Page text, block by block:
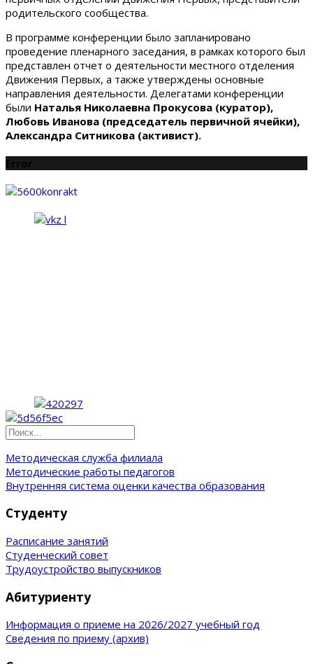
родительского сообщества.
В программе конференции было запланировано
проведение пленарного заседания, в рамках которого был
представлен отчет о деятельности местного отделения
Движения Первых, а также утверждены основные
направления деятельности. Делегатами конференции
были Наталья Николаевна Прокусова (куратор),
Любовь Иванова (председатель первичной ячейки),
Александра Ситникова (активист).
Error
Методическая служба филиала
Методические работы педагогов
Внутренняя система оценки качества образования
Студенту
Расписание занятий
Студенческий совет
Трудоустройство выпускников
Абитуриенту
Информация о приеме на 2026/2027 учебный год
Сведения по приему (архив)